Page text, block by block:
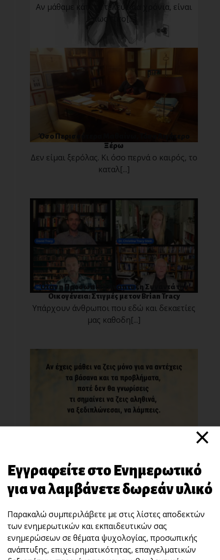
Αν μάθαμε κάτι τα τελευταία χρόνια, είναι
πως τίπο[...]
Όσο Περισσότερα Μαθαίνω, Τόσο Λιγότερο
Ξέρω
Δεν είμαι ξερόλας. Κι όσο περνά ο καιρός, το
καταλ[...]
Όταν η Προσωπική Ανάπτυξη Συναντά την
Οικογένεια: Στιγμές με τον Brian Tracy
Υπάρχουν άνθρωποι που εδώ και δεκαετίες
μας καθοδη[...]
×
Εγγραφείτε στο Ενημερωτικό
για να λαμβάνετε δωρεάν υλικό
Παρακαλώ συμπεριλάβετε με στις λίστες αποδεκτών
των ενημερωτικών και εκπαιδευτικών σας
ενημερώσεων σε θέματα ψυχολογίας, προσωπικής
ανάπτυξης, επιχειρηματικότητας, επαγγελματικών